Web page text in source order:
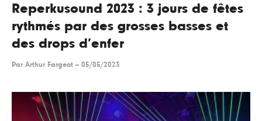
Reperkusound 2023 : 3 jours de fêtes
rythmés par des grosses basses et
des drops d’enfer
Par Arthur Fargeot -- 05/05/2023